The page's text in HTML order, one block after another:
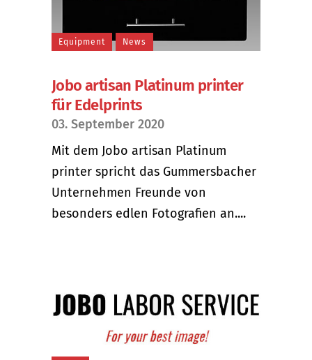
Equipment News
Jobo artisan Platinum printer
für Edelprints
03. September 2020
Mit dem Jobo artisan Platinum
printer spricht das Gummersbacher
Unternehmen Freunde von
besonders edlen Fotografien an....